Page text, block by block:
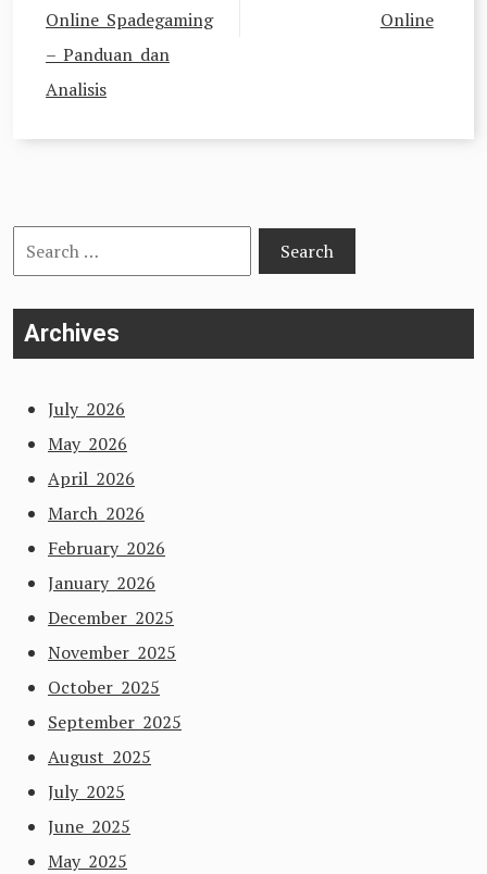
Online Spadegaming
– Panduan dan
Analisis
Online
Search
for:
Archives
July 2026
May 2026
April 2026
March 2026
February 2026
January 2026
December 2025
November 2025
October 2025
September 2025
August 2025
July 2025
June 2025
May 2025